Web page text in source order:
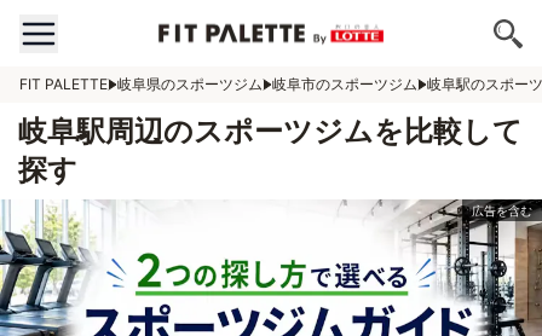
FIT PALETTE 岐阜県のスポーツジム 岐阜市のスポーツジム 岐阜駅のスポー
岐阜駅周辺のスポーツジムを比較して
探す